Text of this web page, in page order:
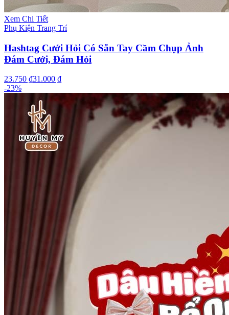
Xem Chi Tiết
Phụ Kiện Trang Trí
Hashtag Cưới Hỏi Có Sẵn Tay Cầm Chụp Ảnh
Đám Cưới, Đám Hỏi
23.750 ₫31.000 ₫
-23%